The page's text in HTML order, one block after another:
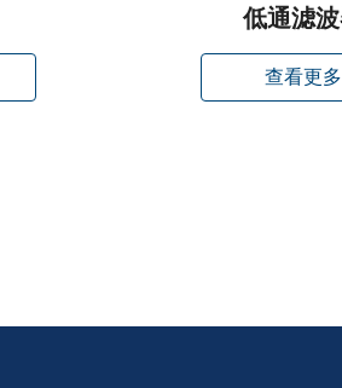
低通滤
查看更多